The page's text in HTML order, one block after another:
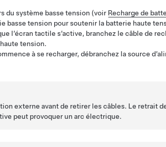
du système basse tension (voir Recharge de
basse tension pour soutenir la batterie haute
l’écran tactile s’active, branchez le câble de
tension.
à se recharger, débranchez la source
externe avant de retirer les câbles. Le retrait
peut provoquer un arc électrique.